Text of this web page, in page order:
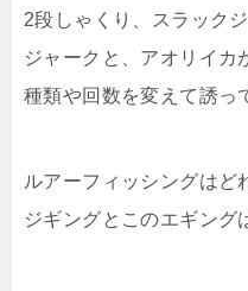
2段しゃくり、スラック
ジャークと、アオリイカ
種類や回数を変えて誘っ
ルアーフィッシングはど
ジギングとこのエギング